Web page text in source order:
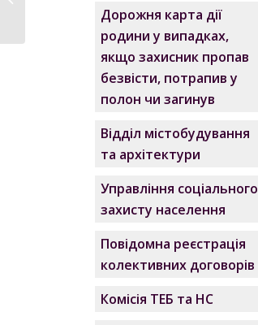
Дорожня карта дії
родини у випадках,
якщо захисник пропав
безвісти, потрапив у
полон чи загинув
Відділ містобудування
та архітектури
Управління соціального
захисту населення
Повідомна реєстрація
колективних договорів
Комісія ТЕБ та НС
дев’ятнадцятого...